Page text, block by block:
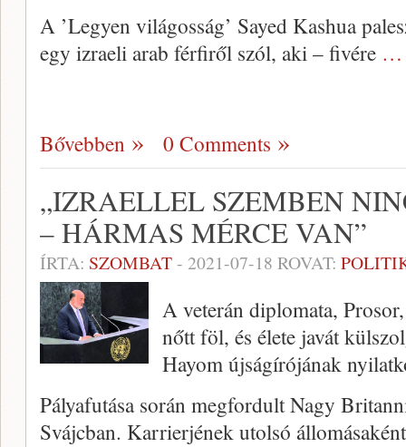
A ’Legyen világosság’ Sayed Kashua
egy izraeli arab férfiről szól, aki – fivére …
Bővebben 0 Comments
„IZRAELLEL SZEMBEN
– HÁRMAS MÉRCE VAN”
ÍRTA: SZOMBAT- 2021-07-18 ROVAT:
A veterán diplomata,
nőtt föl, és élete javát
Hayom újságírójának
Pályafutása során megfordult Nagy
Svájcban. Karrierjének utolsó